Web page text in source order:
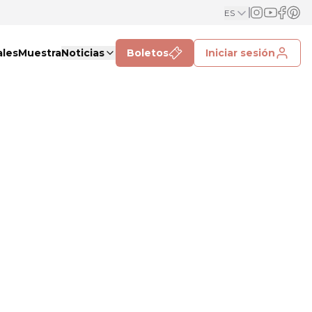
ES
MuestraNoticias Boletos Iniciar sesión